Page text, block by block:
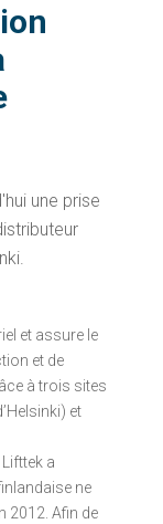
une prise
et assure le
et de
à trois sites
et
a
ne
2012. Afin de